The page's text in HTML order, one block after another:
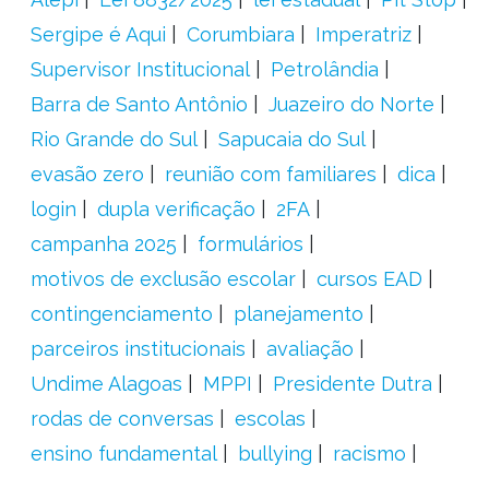
Sergipe é Aqui
Corumbiara
Imperatriz
Supervisor Institucional
Petrolândia
Barra de Santo Antônio
Juazeiro do Norte
Rio Grande do Sul
Sapucaia do Sul
evasão zero
reunião com familiares
dica
login
dupla verificação
2FA
campanha 2025
formulários
motivos de exclusão escolar
cursos EAD
contingenciamento
planejamento
parceiros institucionais
avaliação
Undime Alagoas
MPPI
Presidente Dutra
rodas de conversas
escolas
ensino fundamental
bullying racismo